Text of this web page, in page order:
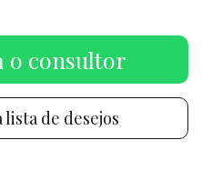
o consultor
de desejos